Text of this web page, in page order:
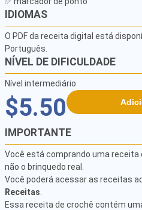
IDIOMAS
O PDF da receita digital está
Português.
NÍVEL DE DIFICULDADE
Nível intermediário
$5.50
IMPORTANTE
Você está comprando uma receita
não o brinquedo real.
Você poderá acessar as receitas
Receitas
Essa receita de crochê contém